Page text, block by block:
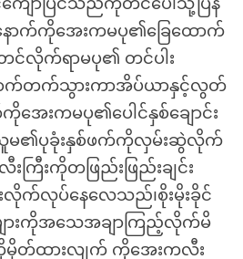
ကျောပြင်သည်ကုတင်ပေါ်သို့ပြန်
ာက်ကိုအေးကမပု၏ခြေထောက်
င်လိုက်ရာမပု၏ တင်ပါး
ောက်တက်သွားကာအိပ်ယာနှင့်လွတ်
ေးကမပု၏ပေါင်နှစ်ချောင်း
ပုခုံးနှစ်ဖက်ကိုလှမ်းဆွဲလိုက်
းကိုတဖြည်းဖြည်းချင်း
လုပ်နေလေသည်၊စိုးမိုးခိုင်
ားကိုအသေအချာကြည့်လိုက်မိ
ကိုမှိတ်ထားလျက် ကိုအေးကလီး